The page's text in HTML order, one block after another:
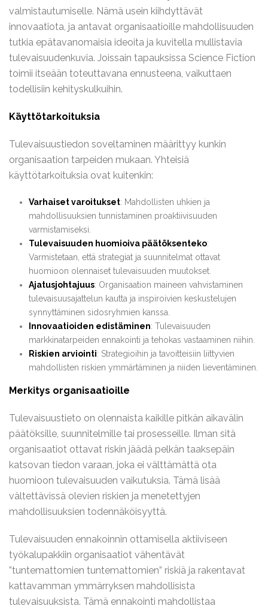
valmistautumiselle. Nämä usein kiihdyttävät
innovaatiota, ja antavat organisaatioille mahdollisuuden
tutkia epätavanomaisia ideoita ja kuvitella mullistavia
tulevaisuudenkuvia. Joissain tapauksissa Science Fiction
toimii itseään toteuttavana ennusteena, vaikuttaen
todellisiin kehityskulkuihin.
Käyttötarkoituksia
Tulevaisuustiedon soveltaminen määrittyy kunkin
organisaation tarpeiden mukaan. Yhteisiä
käyttötarkoituksia ovat kuitenkin:
Varhaiset varoitukset: Mahdollisten uhkien ja
mahdollisuuksien tunnistaminen proaktiivisuuden
varmistamiseksi.
Tulevaisuuden huomioiva päätöksenteko:
Varmistetaan, että strategiat ja suunnitelmat ottavat
huomioon olennaiset tulevaisuuden muutokset.
Ajatusjohtajuus: Organisaation maineen vahvistaminen
tulevaisuusajattelun kautta ja inspiroivien keskustelujen
synnyttäminen sidosryhmien kanssa.
Innovaatioiden edistäminen: Tulevaisuuden
markkinatarpeiden ennakointi ja tehokas vastaaminen niihin.
Riskien arviointi: Strategioihin ja tavoitteisiin liittyvien
mahdollisten riskien ymmärtäminen ja niiden lieventäminen.
Merkitys organisaatioille
Tulevaisuustieto on olennaista kaikille pitkän aikavälin
päätöksille, suunnitelmille tai prosesseille. Ilman sitä
organisaatiot ottavat riskin jäädä pelkän taaksepäin
katsovan tiedon varaan, joka ei välttämättä ota
huomioon tulevaisuuden vaikutuksia. Tämä lisää
vältettävissä olevien riskien ja menetettyjen
mahdollisuuksien todennäköisyyttä.
Tulevaisuuden ennakoinnin ottamisella aktiiviseen
työkalupakkiin organisaatiot vähentävät
”tuntemattomien tuntemattomien” riskiä ja rakentavat
kattavamman ymmärryksen mahdollisista
tulevaisuuksista. Tämä ennakointi mahdollistaa